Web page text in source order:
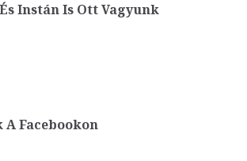
Instán Is Ott Vagyunk
Facebookon